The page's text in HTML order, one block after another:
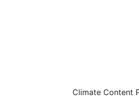
Climate Content